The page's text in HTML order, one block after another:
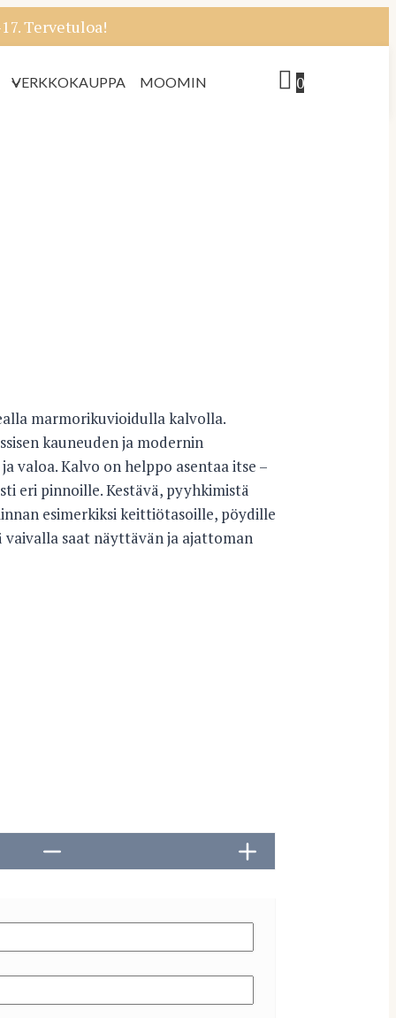
Tervetuloa!
VERKKOKAUPPA MOOMIN 0
marmorikuvioidulla kalvolla.
kauneuden ja modernin
valoa. Kalvo on helppo asentaa itse –
eri pinnoille. Kestävä, pyyhkimistä
esimerkiksi keittiötasoille, pöydille
vaivalla saat näyttävän ja ajattoman